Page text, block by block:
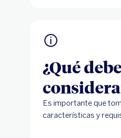
¿Qué
Es importante que
características y